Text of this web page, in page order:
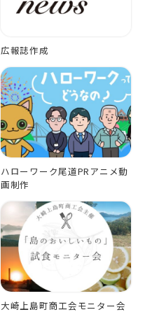
広報誌作成
ハローワーク尾道PRアニメ動
画制作
大崎上島町商工会モニター会